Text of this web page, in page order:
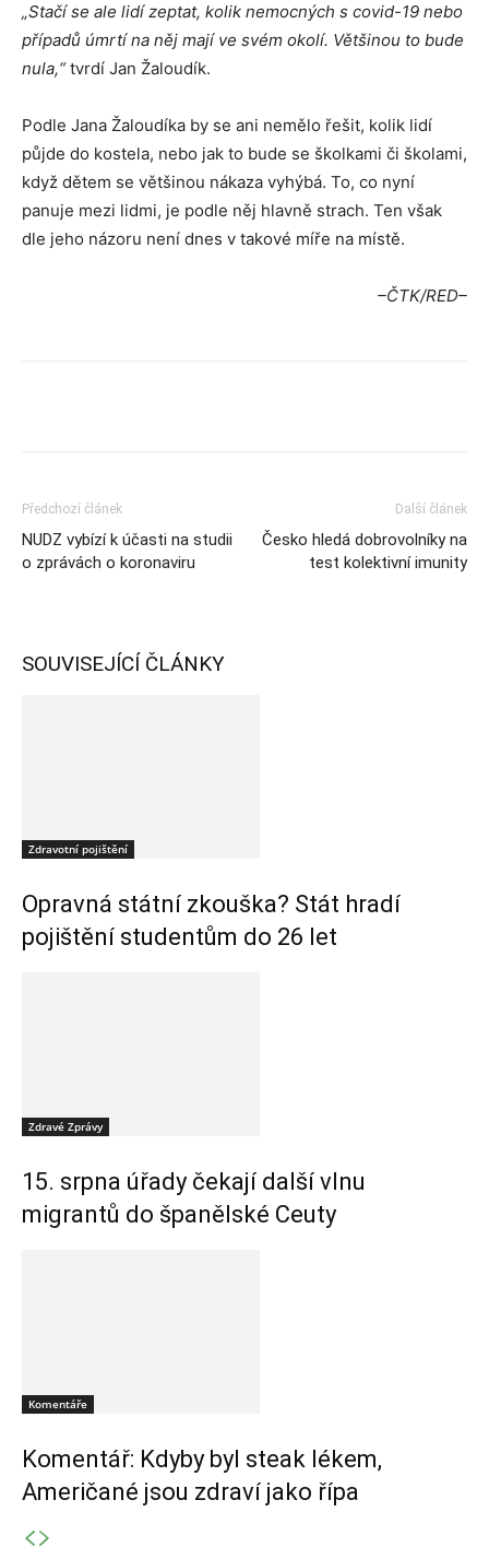
„Stačí se ale lidí zeptat, kolik nemocných s covid-19 nebo
případů úmrtí na něj mají ve svém okolí. Většinou to bude
nula,“tvrdí Jan Žaloudík.
Podle Jana Žaloudíka by se ani nemělo řešit, kolik lidí
půjde do kostela, nebo jak to bude se školkami či školami,
když dětem se většinou nákaza vyhýbá. To, co nyní
panuje mezi lidmi, je podle něj hlavně strach. Ten však
dle jeho názoru není dnes v takové míře na místě.
–ČTK/RED–
Předchozí článek
NUDZ vybízí k účasti na studii
o zprávách o koronaviru
Další článek
Česko hledá dobrovolníky na
test kolektivní imunity
SOUVISEJÍCÍ ČLÁNKY
Zdravotní pojištění
Opravná státní zkouška? Stát hradí
pojištění studentům do 26 let
Zdravé Zprávy
15. srpna úřady čekají další vlnu
migrantů do španělské Ceuty
Komentáře
Komentář: Kdyby byl steak lékem,
Američané jsou zdraví jako řípa